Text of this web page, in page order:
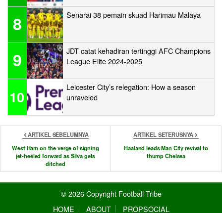
8 Senarai 38 pemain skuad Harimau Malaya
9
JDT catat kehadiran tertinggi AFC Champions
League Elite 2024-2025
10
Leicester City’s relegation: How a season
unraveled
ARTIKEL SEBELUMNYA
West Ham on the verge of signing
jet-heeled forward as Silva gets
ditched
ARTIKEL SETERUSNYA
Haaland leads Man City revival to
thump Chelsea
© 2026 Copyright Football Tribe
HOME
ABOUT PROPSOCIAL